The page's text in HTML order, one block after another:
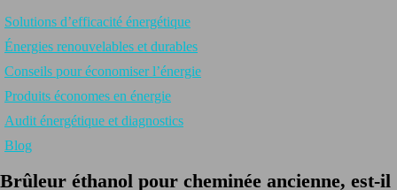
Solutions d’efficacité énergétique
Énergies renouvelables et durables
Conseils pour économiser l’énergie
Produits économes en énergie
Audit énergétique et diagnostics
Blog
Brûleur éthanol pour cheminée ancienne, est-il